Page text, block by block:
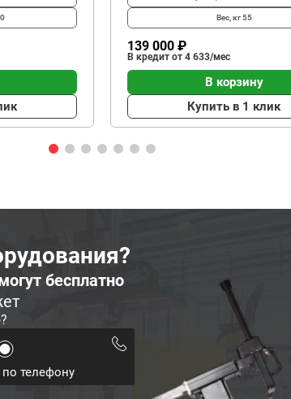
Вес, кг55
139 000 ₽
В кредит от 4 633/мес
В корзину
Купить в 1 клик
бесплатно
телефону